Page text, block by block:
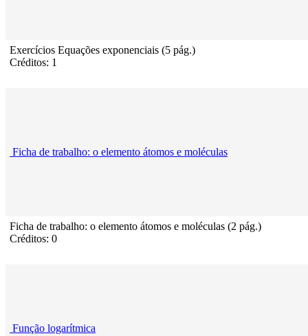
Exercícios Equações exponenciais (5 pág.)
Créditos: 1
Ficha de trabalho: o elemento átomos e moléculas
Ficha de trabalho: o elemento átomos e moléculas (2 pág.)
Créditos: 0
Função logarítmica